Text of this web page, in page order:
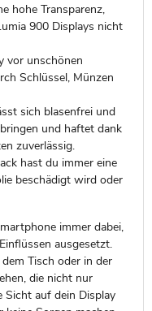
hohe Transparenz,
900 Displays nicht
vor unschönen
Schlüssel, Münzen
sich blasenfrei und
und haftet dank
zuverlässig.
hast du immer eine
beschädigt wird oder
immer dabei,
ausgesetzt.
Tisch oder in der
die nicht nur
Sicht auf dein Display